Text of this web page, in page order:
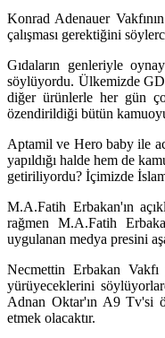
Konrad Adenauer
çalışması gerektiğini
Gıdaların genleriyle
söylüyordu. Ülkemizde
diğer ürünlerle her gün
özendirildiği bütün
Aptamil ve Hero baby ile
yapıldığı halde hem de
getiriliyordu? İçimizde
M.A.Fatih Erbakan'ın
rağmen M.A.Fatih
uygulanan medya presini
Necmettin Erbakan
yürüyeceklerini
Adnan Oktar'ın A9 Tv'si
etmek olacaktır.